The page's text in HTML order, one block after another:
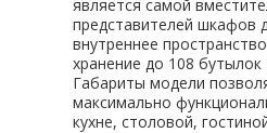
является самой
представителей шкафов
внутреннее
хранение до 108
Габариты модели
максимально
кухне, столовой,